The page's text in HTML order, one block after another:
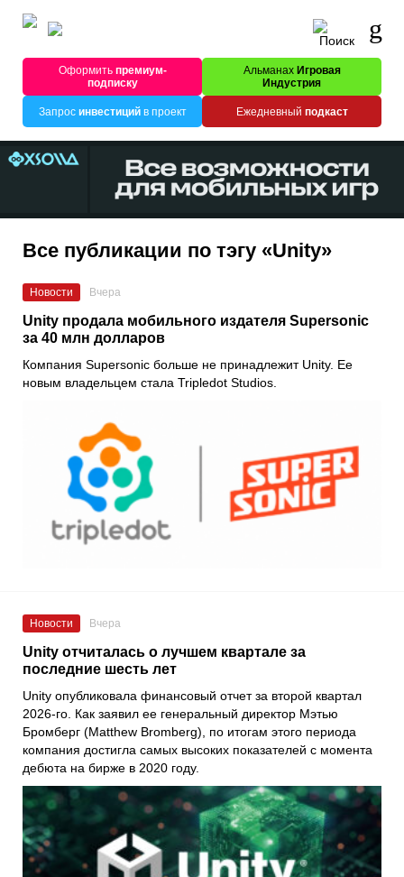
Оформитьпремиум-
подписку
Альманах Игровая
Индустрия
Запрос инвестицийв проект Ежедневный подкаст
Все публикации по тэгу «Unity»
Новости Вчера
Unity продала мобильного издателя Supersonic
за 40 млн долларов
Компания Supersonic больше не принадлежит Unity. Ее
новым владельцем стала Tripledot Studios.
Новости Вчера
Unity отчиталась о лучшем квартале за
последние шесть лет
Unity опубликовала финансовый отчет за второй квартал
2026-го. Как заявил ее генеральный директор Мэтью
Бромберг (Matthew Bromberg), по итогам этого периода
компания достигла самых высоких показателей с момента
дебюта на бирже в 2020 году.